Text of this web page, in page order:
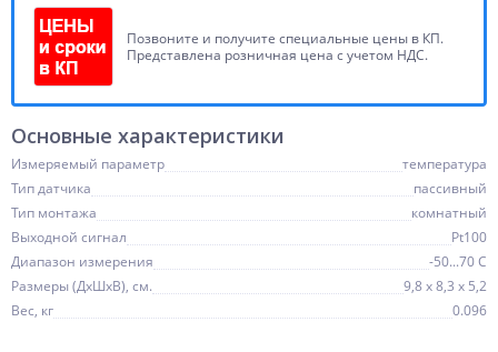
Позвоните и получите специальные цены в КП.
Представлена розничная цена с учетом НДС.
Основные характеристики
Измеряемый параметр
температура
Тип датчика
пассивный
Тип монтажа
комнатный
Выходной сигнал
Pt100
Диапазон измерения
-50...70 C
Размеры (ДхШхВ), см.
9,8 x 8,3 x 5,2
Вес, кг
0.096